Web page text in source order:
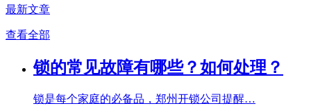
最新文章
查看全部
锁的常见故障有哪些？如何处理？
锁是每个家庭的必备品，郑州开锁公司提醒…